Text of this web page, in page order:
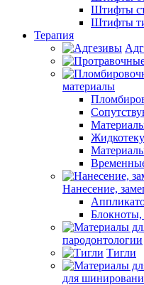
Штифты
Штифты
Терапия
материалы
Нанесение,
Блокноты,
пародонтологии
Тигли
для